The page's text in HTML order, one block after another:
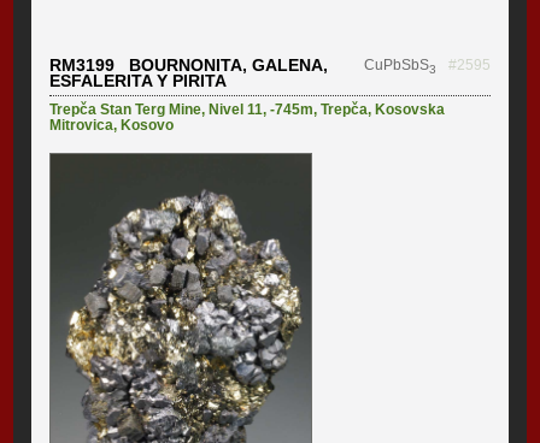
RM3199 BOURNONITA, GALENA,
ESFALERITA Y PIRITA
CuPbSbS3 #2595
Trepča Stan Terg Mine,Nivel 11, -745m,Trepča,Kosovska
Mitrovica,Kosovo